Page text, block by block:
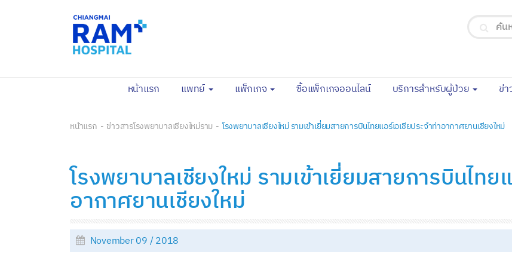
หน้าแรก (current)
แพทย์ แพ็กเกจ ซื้อแพ็กเกจออนไลน์(current)บริการสำหรับผู้ป่วย ข่
หน้าแรก ข่าวสารโรงพยาบาลเชียงใหม่ราม โรงพยาบาลเชียงใหม่ รามเข้าเยี่ยมสายการบินไทยแอร์เอเชียประจำท่าอากาศยานเชียงใหม่
โรงพยาบาลเชียงใหม่ รามเข้าเยี่ยมสายการบินไทย
อากาศยานเชียงใหม่
November 09 / 2018